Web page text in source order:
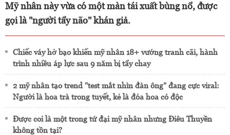
Mỹ nhân này vừa có một màn tái xuất bùng nổ, được
gọi là "người tẩy não" khán giả.
Chiếc váy hở bạo khiến mỹ nhân 18+ vướng tranh cãi, hành
trình nhiều áp lực sau 9 năm bị tẩy chay
2 mỹ nhân tạo trend "test mắt nhìn đàn ông" đang cực viral:
Người là hoa trà trong tuyết, kẻ là đóa hoa có độc
Được coi là một trong tứ đại mỹ nhân nhưng Điêu Thuyền
không tồn tại?